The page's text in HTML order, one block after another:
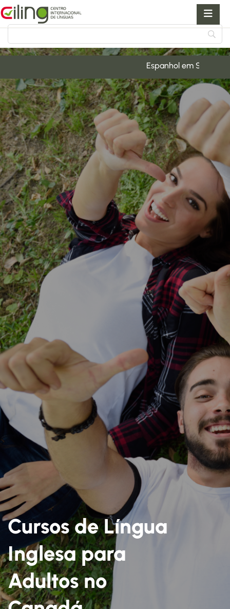
Skip
to
content
Espanhol em Salamanca
Cursos de Língua
Inglesa para
Adultos no